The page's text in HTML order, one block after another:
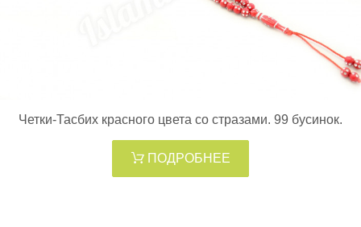
Четки-Тасбих красного цвета со стразами. 99 бусинок.
ПОДРОБНЕЕ